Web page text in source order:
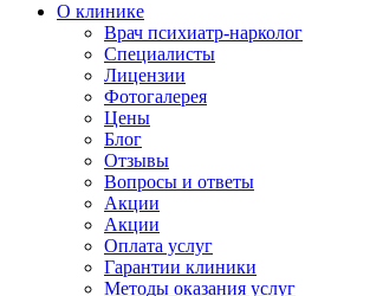
О клинике
Врач психиатр-нарколог
Специалисты
Лицензии
Фотогалерея
Цены
Блог
Отзывы
Вопросы и ответы
Акции
Акции
Оплата услуг
Гарантии клиники
Методы оказания услуг